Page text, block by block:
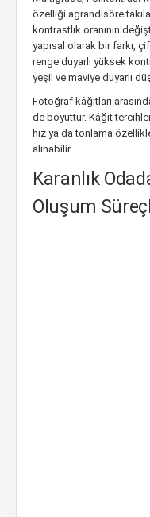
özelliği agrandisöre
kontrastlık oranının
yapısal olarak bir farkı,
renge duyarlı yüksek
yeşil ve maviye duyarlı
Fotoğraf kâğıtları
de boyuttur. Kâğıt
hız ya da tonlama
alınabilir.
Karanlık
Oluşum